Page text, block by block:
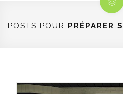
POSTS POUR PRÉPARER